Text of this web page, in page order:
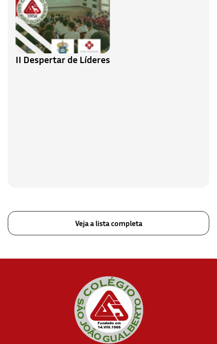
II Despertar de Líderes
Veja a lista completa